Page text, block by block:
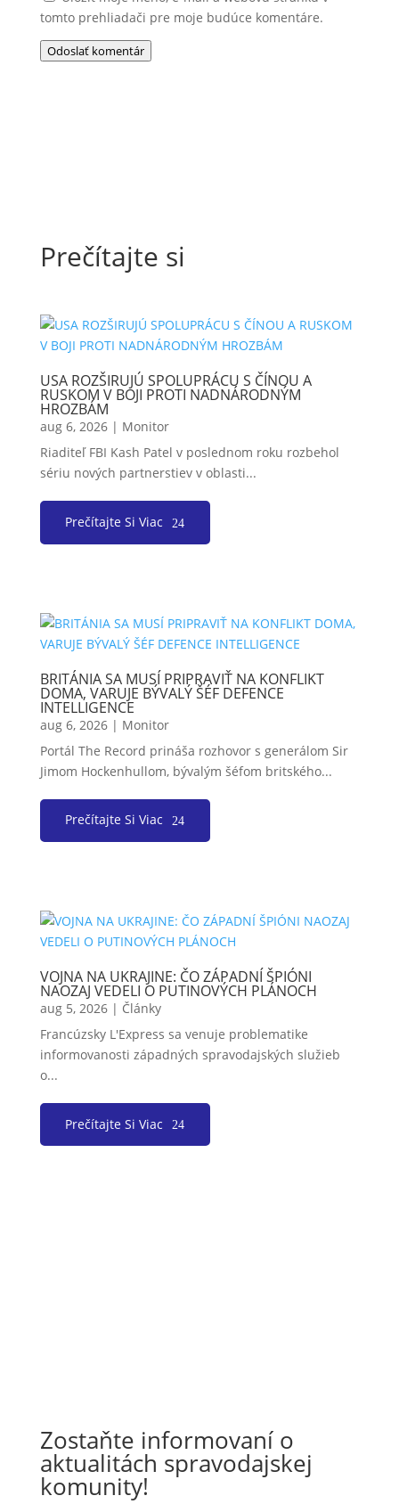
tomto prehliadači pre moje budúce komentáre.
Odoslať komentár
Prečítajte si
USA ROZŠIRUJÚ SPOLUPRÁCU S ČÍNOU A
RUSKOM V BOJI PROTI NADNÁRODNÝM
HROZBÁM
aug 6, 2026| Monitor
Riaditeľ FBI Kash Patel v poslednom roku rozbehol
sériu nových partnerstiev v oblasti...
Prečítajte Si Viac
BRITÁNIA SA MUSÍ PRIPRAVIŤ NA KONFLIKT
DOMA, VARUJE BÝVALÝ ŠÉF DEFENCE
INTELLIGENCE
aug 6, 2026| Monitor
Portál The Record prináša rozhovor s generálom Sir
Jimom Hockenhullom, bývalým šéfom britského...
Prečítajte Si Viac
VOJNA NA UKRAJINE: ČO ZÁPADNÍ ŠPIÓNI
NAOZAJ VEDELI O PUTINOVÝCH PLÁNOCH
aug 5, 2026| Články
Francúzsky L'Express sa venuje problematike
informovanosti západných spravodajských služieb
o...
Prečítajte Si Viac
Zostaňte informovaní o
aktualitách spravodajskej
komunity!